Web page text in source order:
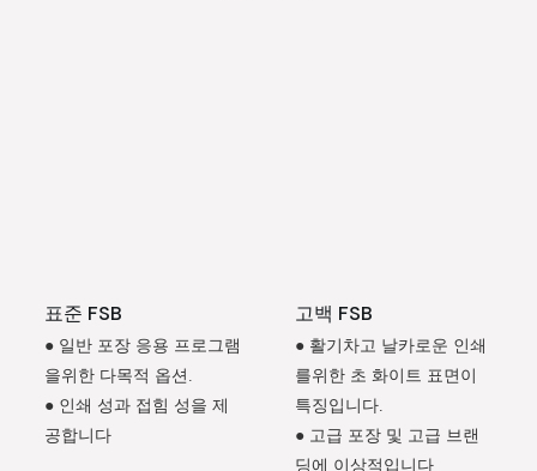
표준 FSB
● 일반 포장 응용 프로그램
을위한 다목적 옵션.
● 인쇄 성과 접힘 성을 제
공합니다
고백 FSB
● 활기차고 날카로운 인쇄
를위한 초 화이트 표면이
특징입니다.
● 고급 포장 및 고급 브랜
딩에 이상적입니다